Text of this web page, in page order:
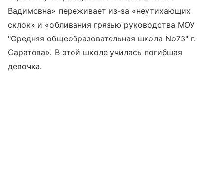
Вадимовна» переживает из-за «неутихающих
склок» и «обливания грязью руководства МОУ
"Средняя общеобразовательная школа No73" г.
Саратова». В этой школе училась погибшая
девочка.